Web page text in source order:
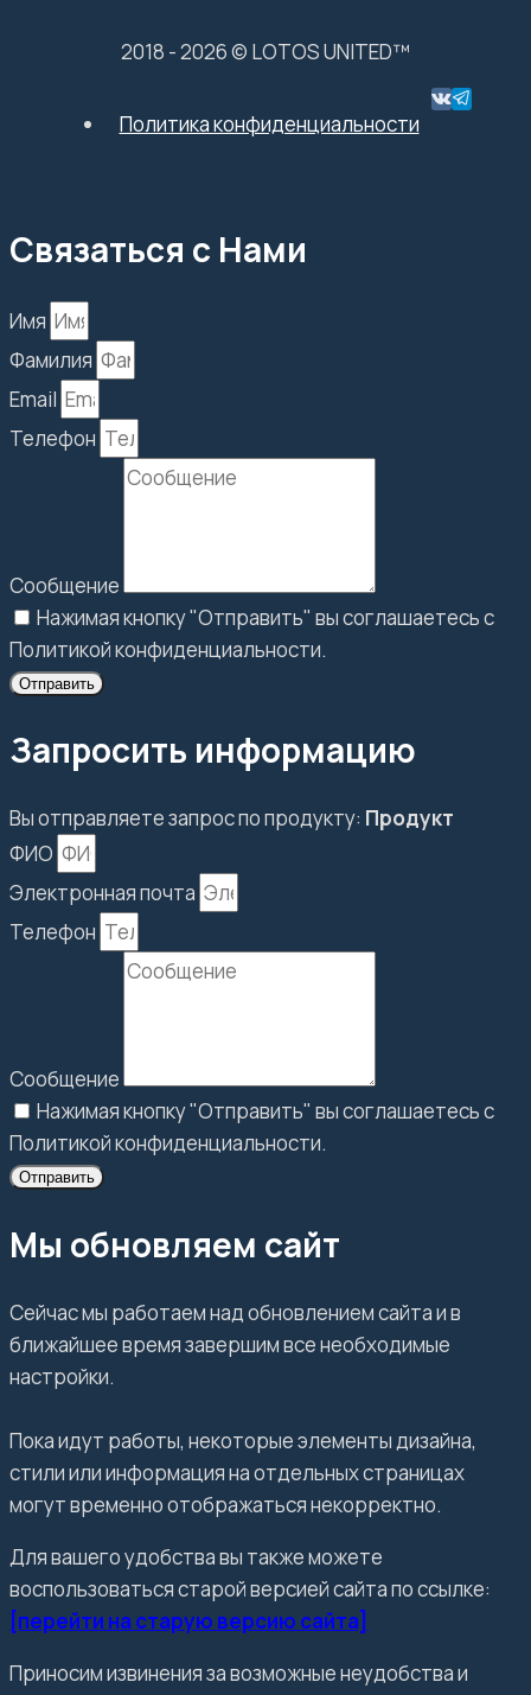
2018 - 2026 © LOTOS UNITED™
Политика конфиденциальности
Связаться с Нами
Имя
Фамилия
Email
Телефон
Сообщение
Нажимая кнопку "Отправить" вы соглашаетесь с
Политикой конфиденциальности.
Отправить
Запросить информацию
Вы отправляете запрос по продукту: Продукт
ФИО
Электронная почта
Телефон
Сообщение
Нажимая кнопку "Отправить" вы соглашаетесь с
Политикой конфиденциальности.
Отправить
Мы обновляем сайт
Сейчас мы работаем над обновлением сайта и в
ближайшее время завершим все необходимые
настройки.
Пока идут работы, некоторые элементы дизайна,
стили или информация на отдельных страницах
могут временно отображаться некорректно.
Для вашего удобства вы также можете
воспользоваться старой версией сайта по ссылке:
[перейти на старую версию сайта]
Приносим извинения за возможные неудобства и